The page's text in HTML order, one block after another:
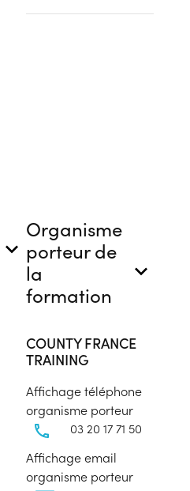
Organisme
porteur de
la
formation
COUNTY FRANCE
TRAINING
Affichage téléphone
organisme porteur
03 20 17 71 50
Affichage email
organisme porteur